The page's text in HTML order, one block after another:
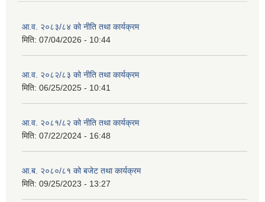
आ.व. २०८३/८४ को नीति तथा कार्यक्रम
मिति: 07/04/2026 - 10:44
आ.व. २०८२/८३ को नीति तथा कार्यक्रम
मिति: 06/25/2025 - 10:41
आ.व. २०८१/८२ को नीति तथा कार्यक्रम
मिति: 07/22/2024 - 16:48
आ.ब. २०८०/८१ को बजेट तथा कार्यक्रम
मिति: 09/25/2023 - 13:27